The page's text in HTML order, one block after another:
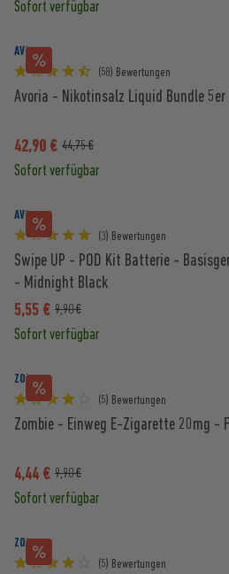
Sofort verfügbar
AVORIA
(58) Bewertungen
Avoria - Nikotinsalz Liquid Bundle 5er
42,90 € 44,75 €
Sofort verfügbar
AVORIA
(3) Bewertungen
Swipe UP - POD Kit Batterie -
- Midnight Black
5,55 € 9,90 €
Sofort verfügbar
ZOMBIE
(5) Bewertungen
Zombie - Einweg E-Zigarette 20mg -
4,44 € 9,90 €
Sofort verfügbar
ZOMBIE
(5) Bewertungen